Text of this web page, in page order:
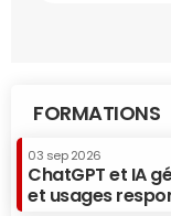
FORMATIONS
03 sep 2026
ChatGPT et IA
et usages